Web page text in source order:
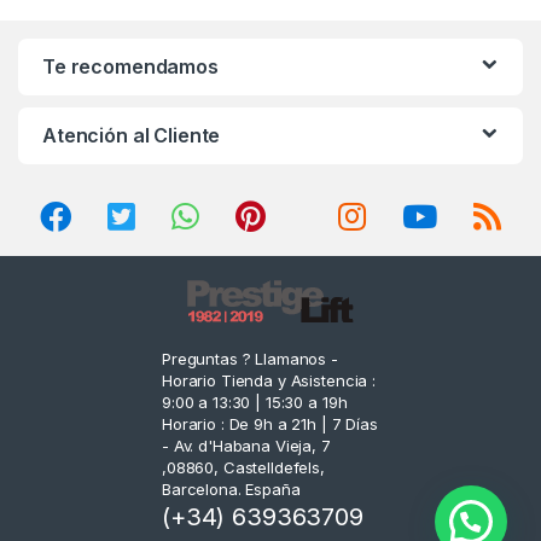
Te recomendamos
Atención al Cliente
Preguntas ? Llamanos -
Horario Tienda y Asistencia :
9:00 a 13:30 | 15:30 a 19h
Horario : De 9h a 21h | 7 Días
- Av. d'Habana Vieja, 7
,08860, Castelldefels,
Barcelona. España
(+34) 639363709